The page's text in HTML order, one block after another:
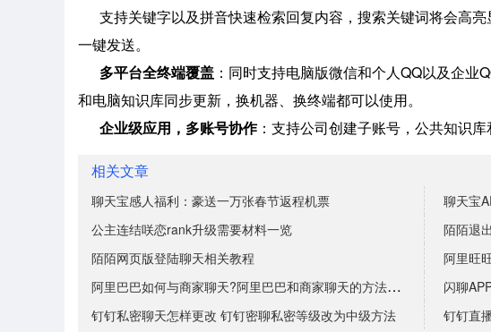
支持关键字以及拼音快速检索回复内容，搜索关键词将会高
一键发送。
多平台全终端覆盖 ：同时支持电脑版微信和个人QQ以及企
和电脑知识库同步更新，换机器、换终端都可以使用。
企业级应用，多账号协作：支持公司创建子账号，公共知识库
相关文章
聊天宝感人福利：豪送一万张春节返程机票
聊天宝
公主连结咲恋rank升级需要材料一览
陌陌退
陌陌网页版登陆聊天相关教程
阿里旺
阿里巴巴如何与商家聊天?阿里巴巴和商家聊天的方法步骤
闪聊
钉钉私密聊天怎样更改 钉钉密聊私密等级改为中级方法